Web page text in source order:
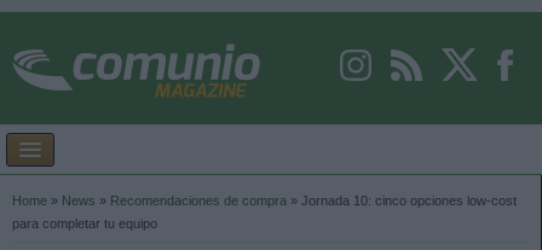
Home » News » Recomendaciones de compra » Jornada 10: cinco opciones low-cost
para completar tu equipo